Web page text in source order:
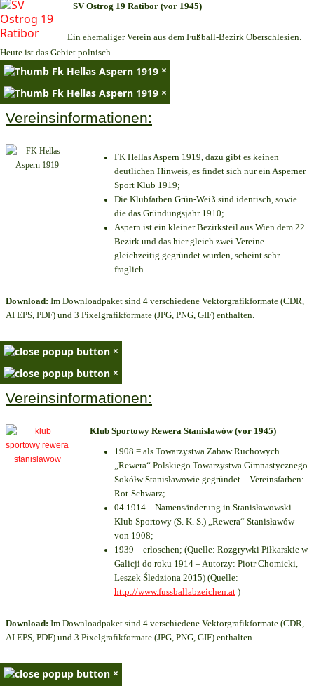
SV Ostrog 19 Ratibor (vor 1945)
Ein ehemaliger Verein aus dem Fußball-Bezirk Oberschlesien.
Heute ist das Gebiet polnisch.
×
×
Vereinsinformationen:
FK Hellas Aspern 1919, dazu gibt es keinen
deutlichen Hinweis, es findet sich nur ein Asperner
Sport Klub 1919;
Die Klubfarben Grün-Weiß sind identisch, sowie
die das Gründungsjahr 1910;
Aspern ist ein kleiner Bezirksteil aus Wien dem 22.
Bezirk und das hier gleich zwei Vereine
gleichzeitig gegründet wurden, scheint sehr
fraglich.
Download: Im Downloadpaket sind 4 verschiedene Vektorgrafikformate (CDR,
AI EPS, PDF) und 3 Pixelgrafikformate (JPG, PNG, GIF) enthalten.
×
×
Vereinsinformationen:
Klub Sportowy Rewera Stanisławów (vor 1945)
1908 = als Towarzystwa Zabaw Ruchowych
„Rewera“ Polskiego Towarzystwa Gimnastycznego
Sokółw Stanisławowie gegründet – Vereinsfarben:
Rot-Schwarz;
04.1914 = Namensänderung in Stanisławowski
Klub Sportowy (S. K. S.) „Rewera“ Stanisławów
von 1908;
1939 = erloschen; (Quelle: Rozgrywki Piłkarskie w
Galicji do roku 1914 – Autorzy: Piotr Chomicki,
Leszek Śledziona 2015) (Quelle:
http://www.fussballabzeichen.at )
Download: Im Downloadpaket sind 4 verschiedene Vektorgrafikformate (CDR,
AI EPS, PDF) und 3 Pixelgrafikformate (JPG, PNG, GIF) enthalten.
×